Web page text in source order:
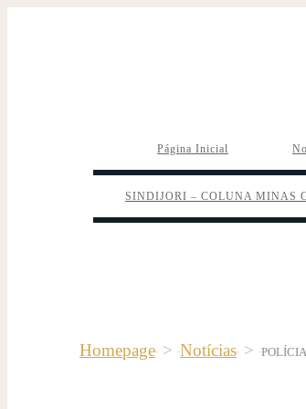
Página Inicial
SINDIJORI – COLUNA MINAS
Homepage > Notícias >